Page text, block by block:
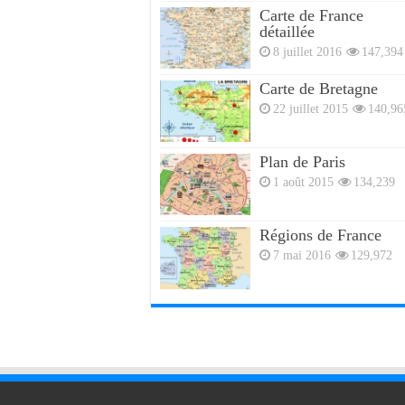
Carte de France
détaillée
8 juillet 2016 147,394
Carte de Bretagne
22 juillet 2015
Plan de Paris
1 août 2015 134,239
Régions de France
7 mai 2016 129,972